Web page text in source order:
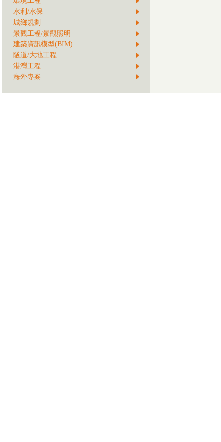
水利/水保
城鄉規劃
景觀工程/景觀照明
建築資訊模型(BIM)
隧道/大地工程
港灣工程
海外專案